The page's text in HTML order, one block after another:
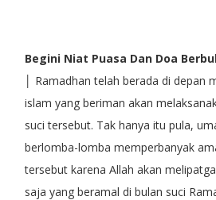
Begini Niat Puasa Dan Doa
│ Ramadhan telah berada di depan
islam yang beriman akan
suci tersebut. Tak hanya itu pula,
berlomba-lomba memperbanyak
tersebut karena Allah akan
saja yang beramal di bulan suci